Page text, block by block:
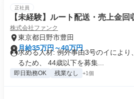
正社員
【未経験】ルート配送・売上金回
株式会社ファンク
東京都日野市豊田
月給35万円～40万円
求める人材: 例外事由3号のイにより
るため、 44歳以下を募集...
即日勤務OK 残業なし +1個